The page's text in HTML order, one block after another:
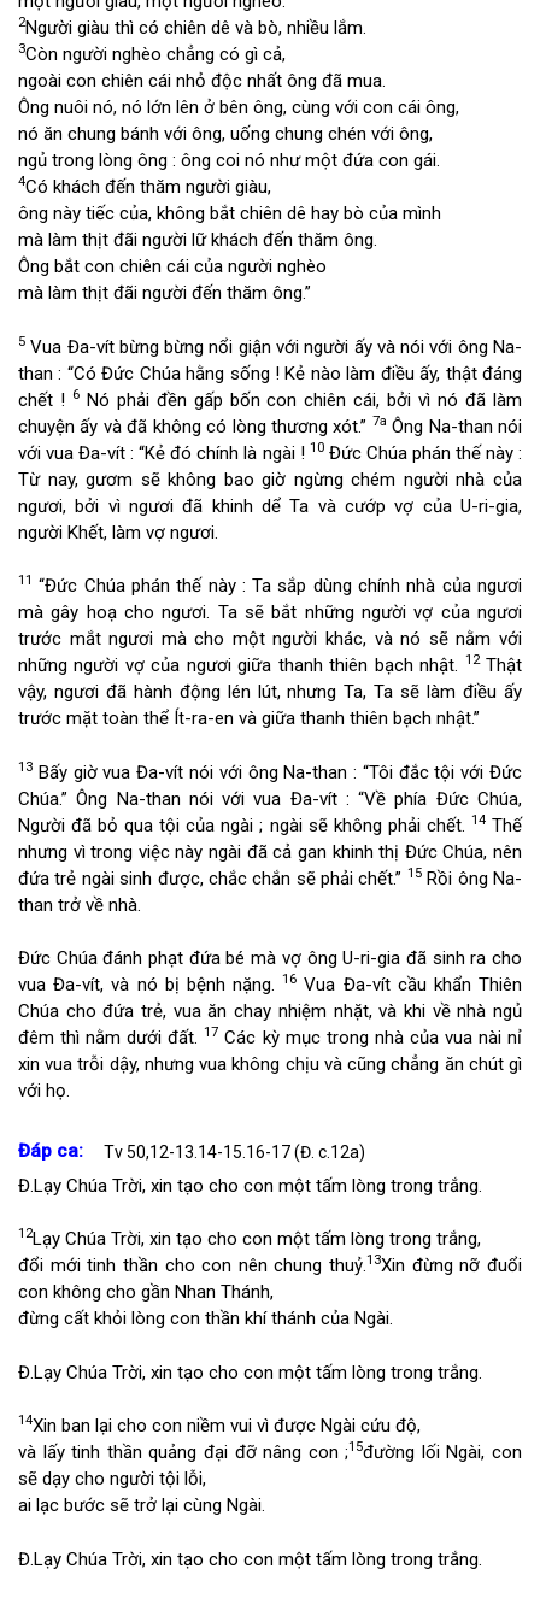
2Người giàu thì có chiên dê và bò, nhiều lắm.
3Còn người nghèo chẳng có gì cả,
ngoài con chiên cái nhỏ độc nhất ông đã mua.
Ông nuôi nó, nó lớn lên ở bên ông, cùng với con cái ông,
nó ăn chung bánh với ông, uống chung chén với ông,
ngủ trong lòng ông : ông coi nó như một đứa con gái.
4Có khách đến thăm người giàu,
ông này tiếc của, không bắt chiên dê hay bò của mình
mà làm thịt đãi người lữ khách đến thăm ông.
Ông bắt con chiên cái của người nghèo
mà làm thịt đãi người đến thăm ông.”
5 Vua Đa-vít bừng bừng nổi giận với người ấy và nói với ông Na-
than : “Có Đức Chúa hằng sống ! Kẻ nào làm điều ấy, thật đáng
chết ! 6Nó phải đền gấp bốn con chiên cái, bởi vì nó đã làm
chuyện ấy và đã không có lòng thương xót.” 7a Ông Na-than nói
với vua Đa-vít : “Kẻ đó chính là ngài ! 10Đức Chúa phán thế này :
Từ nay, gươm sẽ không bao giờ ngừng chém người nhà của
ngươi, bởi vì ngươi đã khinh dể Ta và cướp vợ của U-ri-gia,
người Khết, làm vợ ngươi.
11 “Đức Chúa phán thế này : Ta sắp dùng chính nhà của ngươi
mà gây hoạ cho ngươi. Ta sẽ bắt những người vợ của ngươi
trước mắt ngươi mà cho một người khác, và nó sẽ nằm với
những người vợ của ngươi giữa thanh thiên bạch nhật. 12Thật
vậy, ngươi đã hành động lén lút, nhưng Ta, Ta sẽ làm điều ấy
trước mặt toàn thể Ít-ra-en và giữa thanh thiên bạch nhật.”
13 Bấy giờ vua Đa-vít nói với ông Na-than : “Tôi đắc tội với Đức
Chúa.” Ông Na-than nói với vua Đa-vít : “Về phía Đức Chúa,
Người đã bỏ qua tội của ngài ; ngài sẽ không phải chết. 14Thế
nhưng vì trong việc này ngài đã cả gan khinh thị Đức Chúa, nên
đứa trẻ ngài sinh được, chắc chắn sẽ phải chết.” 15Rồi ông Na-
than trở về nhà.
Đức Chúa đánh phạt đứa bé mà vợ ông U-ri-gia đã sinh ra cho
vua Đa-vít, và nó bị bệnh nặng. 16 Vua Đa-vít cầu khẩn Thiên
Chúa cho đứa trẻ, vua ăn chay nhiệm nhặt, và khi về nhà ngủ
đêm thì nằm dưới đất. 17 Các kỳ mục trong nhà của vua nài nỉ
xin vua trỗi dậy, nhưng vua không chịu và cũng chẳng ăn chút gì
với họ.
Đáp ca: Tv 50,12-13.14-15.16-17 (Đ. c.12a)
Đ.Lạy Chúa Trời, xin tạo cho con một tấm lòng trong trắng.
12Lạy Chúa Trời, xin tạo cho con một tấm lòng trong trắng,
đổi mới tinh thần cho con nên chung thuỷ.13Xin đừng nỡ đuổi
con không cho gần Nhan Thánh,
đừng cất khỏi lòng con thần khí thánh của Ngài.
Đ.Lạy Chúa Trời, xin tạo cho con một tấm lòng trong trắng.
14Xin ban lại cho con niềm vui vì được Ngài cứu độ,
và lấy tinh thần quảng đại đỡ nâng con ;15đường lối Ngài, con
sẽ dạy cho người tội lỗi,
ai lạc bước sẽ trở lại cùng Ngài.
Đ.Lạy Chúa Trời, xin tạo cho con một tấm lòng trong trắng.